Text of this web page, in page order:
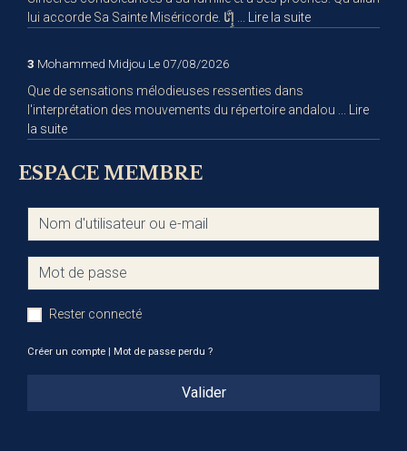
Lire la suite
3 Mohammed Midjou Le 07/08/2026
Que de sensations mélodieuses ressenties dans
l'interprétation des mouvements du répertoire andalou ...
Lire
la suite
ESPACE MEMBRE
Rester connecté
Créer un compte Mot de passe perdu ?
Valider